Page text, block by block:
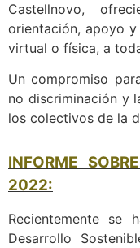
Castellnovo,
orientación, apoyo
virtual o física, a
Un compromiso
no discriminación y
los colectivos de la
INFORME
2022:
Recientemente se
Desarrollo